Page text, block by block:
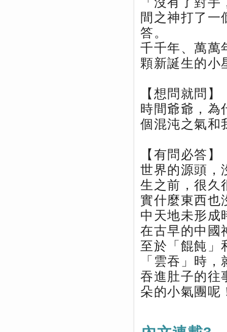
間之神打了一
答。
千千年、萬萬
顆新誕生的小
【想問就問】
時間爺爺，為
個混沌之氣和
【有問必答】
世界的源頭，
生之前，很久
實什麼東西也
中天地未形成
在古早的中
至於「餛飩」
「雲吞」時
吞進肚子的往
朵的小氣團呢